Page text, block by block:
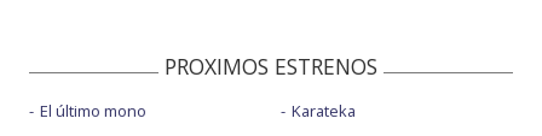
PROXIMOS ESTRENOS
El último mono
Karateka